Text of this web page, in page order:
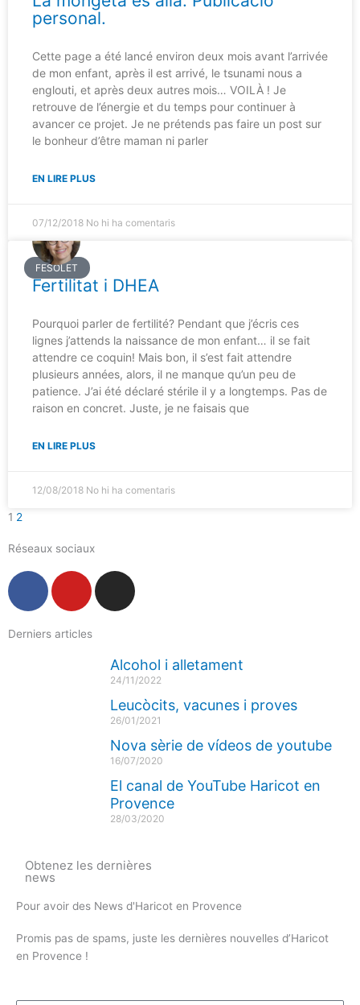
personal.
Cette page a été lancé environ deux mois avant l’arrivée
de mon enfant, après il est arrivé, le tsunami nous a
englouti, et après deux autres mois… VOILÀ ! Je
retrouve de l’énergie et du temps pour continuer à
avancer ce projet. Je ne prétends pas faire un post sur
le bonheur d’être maman ni parler
EN LIRE PLUS
07/12/2018 No hi ha comentaris
FESOLET
Fertilitat i DHEA
Pourquoi parler de fertilité? Pendant que j’écris ces
lignes j’attends la naissance de mon enfant… il se fait
attendre ce coquin! Mais bon, il s’est fait attendre
plusieurs années, alors, il ne manque qu’un peu de
patience. J’ai été déclaré stérile il y a longtemps. Pas de
raison en concret. Juste, je ne faisais que
EN LIRE PLUS
12/08/2018 No hi ha comentaris
1 2
Réseaux sociaux
F
e
Y
t
I
a
g
r
a
m
Derniers articles
Alcohol i alletament
24/11/2022
Leucòcits, vacunes i proves
26/01/2021
Nova sèrie de vídeos de youtube
16/07/2020
El canal de YouTube Haricot en
Provence
28/03/2020
Obtenez les dernières
news
Pour avoir des News d'Haricot en Provence
Promis pas de spams, juste les dernières nouvelles d’Haricot
en Provence !